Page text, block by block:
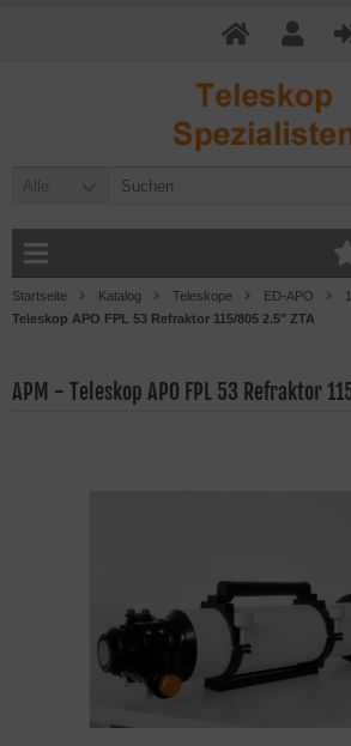
Alle
Startseite Katalog Teleskope ED-APO
Teleskop APO FPL 53 Refraktor 115/805 2.5" ZTA
APM - Teleskop APO FPL 53 Refraktor